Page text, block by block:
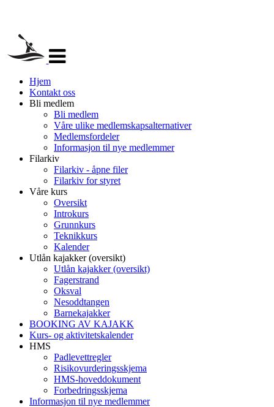
navigasjon
Hjem
Kontakt oss
Bli medlem
Bli medlem
Våre ulike medlemskapsalternativer
Medlemsfordeler
Informasjon til nye medlemmer
Filarkiv
Filarkiv - åpne filer
Filarkiv for styret
Våre kurs
Oversikt
Introkurs
Grunnkurs
Teknikkurs
Kalender
Utlån kajakker (oversikt)
Utlån kajakker (oversikt)
Fagerstrand
Oksval
Nesoddtangen
Barnekajakker
BOOKING AV KAJAKK
Kurs- og aktivitetskalender
HMS
Padlevettregler
Risikovurderingsskjema
HMS-hoveddokument
Forbedringsskjema
Informasjon til nye medlemmer